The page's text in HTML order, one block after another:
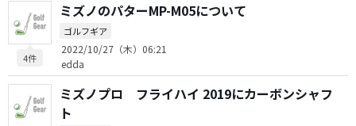
4件
ミズノのパターMP-M05について
ゴルフギア
2022/10/27（木）06:21
edda
ミズノプロ フライハイ 2019にカーボンシャフ
ト